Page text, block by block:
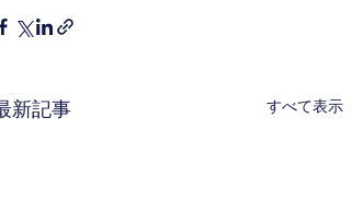
新記事 すべて表示